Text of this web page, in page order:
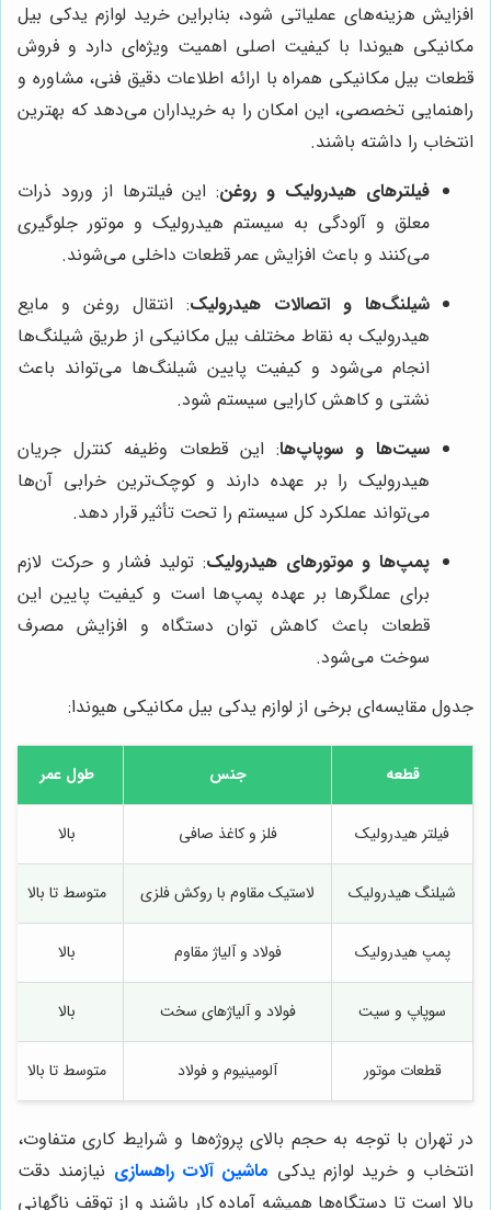
افزایش هزینه‌های عملیاتی شود، بنابراین خرید لوازم یدکی بیل
مکانیکی هیوندا با کیفیت اصلی اهمیت ویژه‌ای دارد و فروش
قطعات بیل مکانیکی همراه با ارائه اطلاعات دقیق فنی، مشاوره و
راهنمایی تخصصی، این امکان را به خریداران می‌دهد که بهترین
انتخاب را داشته باشند.
فیلترهای هیدرولیک و روغن: این فیلترها از ورود ذرات
معلق و آلودگی به سیستم هیدرولیک و موتور جلوگیری
می‌کنند و باعث افزایش عمر قطعات داخلی می‌شوند.
شیلنگ‌ها و اتصالات هیدرولیک: انتقال روغن و مایع
هیدرولیک به نقاط مختلف بیل مکانیکی از طریق شیلنگ‌ها
انجام می‌شود و کیفیت پایین شیلنگ‌ها می‌تواند باعث
نشتی و کاهش کارایی سیستم شود.
سیت‌ها و سوپاپ‌ها: این قطعات وظیفه کنترل جریان
هیدرولیک را بر عهده دارند و کوچک‌ترین خرابی آن‌ها
می‌تواند عملکرد کل سیستم را تحت تأثیر قرار دهد.
پمپ‌ها و موتورهای هیدرولیک: تولید فشار و حرکت لازم
برای عملگرها بر عهده پمپ‌ها است و کیفیت پایین این
قطعات باعث کاهش توان دستگاه و افزایش مصرف
سوخت می‌شود.
جدول مقایسه‌ای برخی از لوازم یدکی بیل مکانیکی هیوندا:
قطعه جنس طول عمر
فیلتر هیدرولیک فلز و کاغذ صافی بالا
شیلنگ هیدرولیک لاستیک مقاوم با روکش فلزی متوسط تا بالا
پمپ هیدرولیک فولاد و آلیاژ مقاوم بالا
سوپاپ و سیت فولاد و آلیاژهای سخت بالا
قطعات موتور آلومینیوم و فولاد متوسط تا بالا
در تهران با توجه به حجم بالای پروژه‌ها و شرایط کاری متفاوت،
انتخاب و خرید لوازم یدکی ماشین آلات راهسازی نیازمند دقت
بالا است تا دستگاه‌ها همیشه آماده کار باشند و از توقف ناگهانی